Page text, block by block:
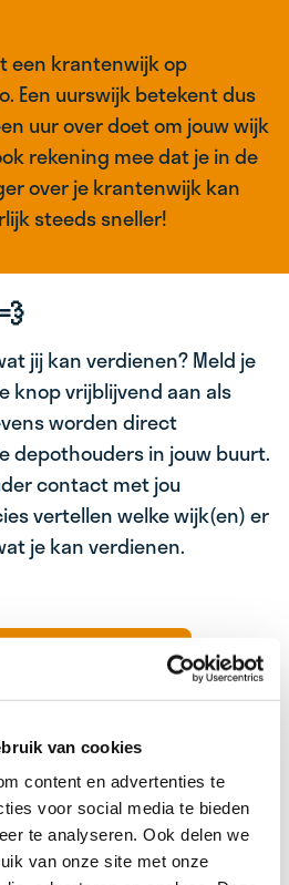
van cookies
content en advertenties te
voor social media te bieden
te analyseren. Ook delen we
van onze site met onze
een krantenwijk op
Een uurswijk betekent dus
uur over doet om jouw wijk
rekening mee dat je in de
over je krantenwijk kan
steeds sneller!
jij kan verdienen? Meld je
knop vrijblijvend aan als
worden direct
depothouders in jouw buurt.
contact met jou
vertellen welke wijk(en) er
je kan verdienen.